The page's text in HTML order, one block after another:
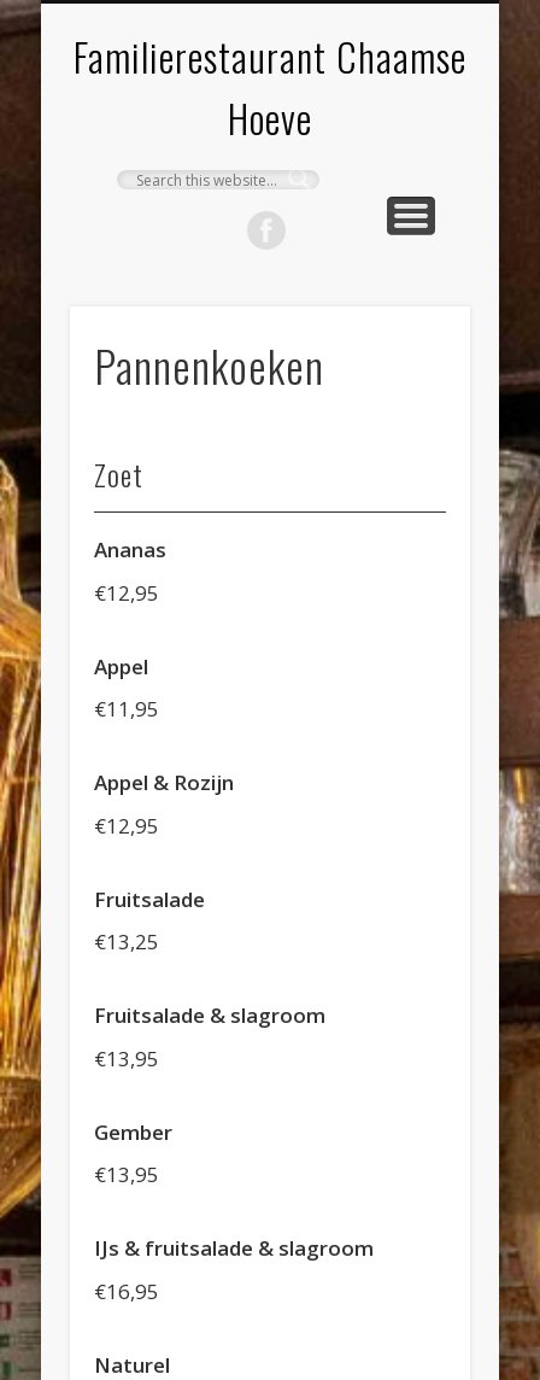
Familierestaurant Chaamse
Hoeve
Pannenkoeken
Zoet
Ananas
€12,95
Appel
€11,95
Appel & Rozijn
€12,95
Fruitsalade
€13,25
Fruitsalade & slagroom
€13,95
Gember
€13,95
IJs & fruitsalade & slagroom
€16,95
Naturel